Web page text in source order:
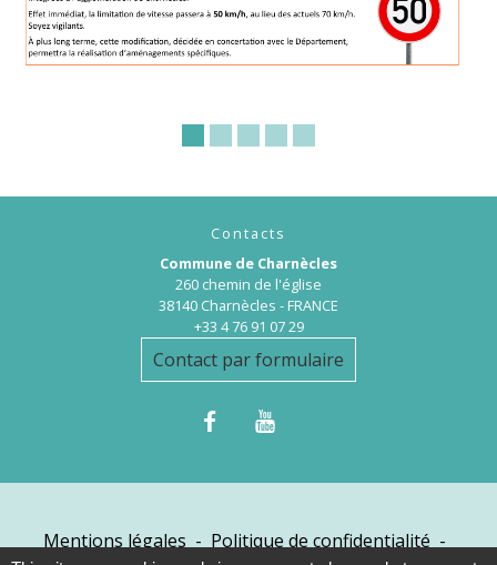
Contacts
Commune de Charnècles
260 chemin de l'église
38140 Charnècles - FRANCE
+33 4 76 91 07 29
Contact par formulaire
Mentions légales - Politique de confidentialité -